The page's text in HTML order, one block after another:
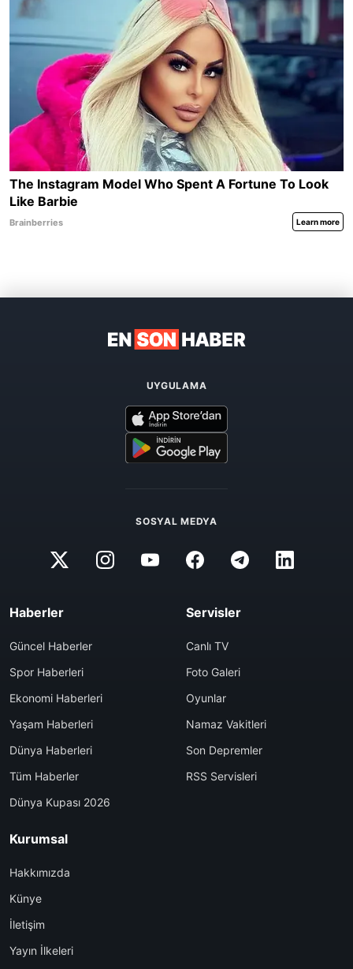
UYGULAMA
SOSYAL MEDYA
Haberler
Güncel Haberler
Spor Haberleri
Ekonomi Haberleri
Yaşam Haberleri
Dünya Haberleri
Tüm Haberler
Dünya Kupası 2026
Servisler
Canlı TV
Foto Galeri
Oyunlar
Namaz Vakitleri
Son Depremler
RSS Servisleri
Kurumsal
Hakkımızda
Künye
İletişim
Yayın İlkeleri